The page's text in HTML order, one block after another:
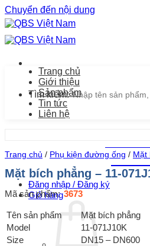
Chuyển đến nội dung
Tìm kiếm:
Đăng nhập / Đăng ký
Giỏ hàng
Trang chủ
Giới thiệu
Sản phẩm
Tin tức
Liên hệ
Trang chủ / Phụ kiện đường ống / Mặt
Mặt bích phẳng – 11-
Mã sản phẩm: 3673
Tên sản phẩm
Mặt bích phẳng
Model
11-071J10K
Size
DN15 – DN600